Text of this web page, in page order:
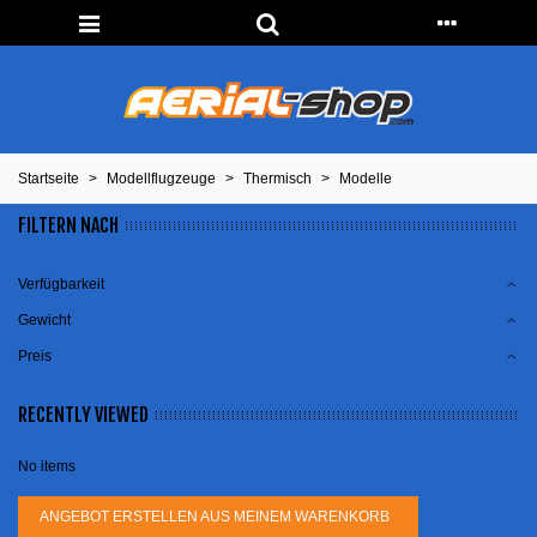
Startseite > Modellflugzeuge > Thermisch > Modelle
FILTERN NACH
Verfügbarkeit
Gewicht
Preis
RECENTLY VIEWED
No items
ANGEBOT ERSTELLEN AUS MEINEM WARENKORB